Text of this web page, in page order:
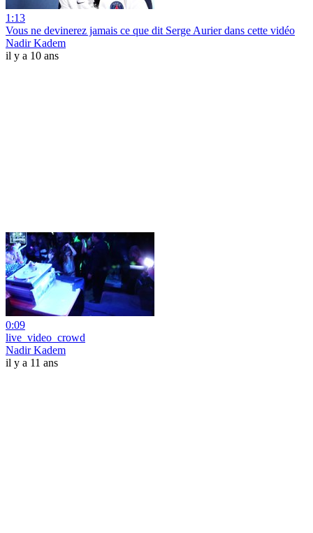
1:13
Vous ne devinerez jamais ce que dit Serge Aurier dans cette vidéo
Nadir Kadem
il y a 10 ans
0:09
live_video_crowd
Nadir Kadem
il y a 11 ans